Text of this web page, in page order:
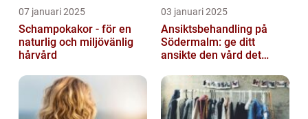
07 januari 2025
Schampokakor - för en
naturlig och miljövänlig
hårvård
03 januari 2025
Ansiktsbehandling på
Södermalm: ge ditt
ansikte den vård det